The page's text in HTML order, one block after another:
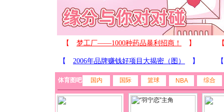
体育图吧 国内 国际 篮球 NBA 综合